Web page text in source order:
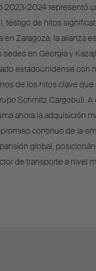
2023-2024 representó
testigo de hitos
en Zaragoza, la alianza
sedes en Georgia y
estadounidense con
de los hitos clave
Schmitz Cargobull.
ahora la adquisición
continuo de la
global,
de transporte a nivel